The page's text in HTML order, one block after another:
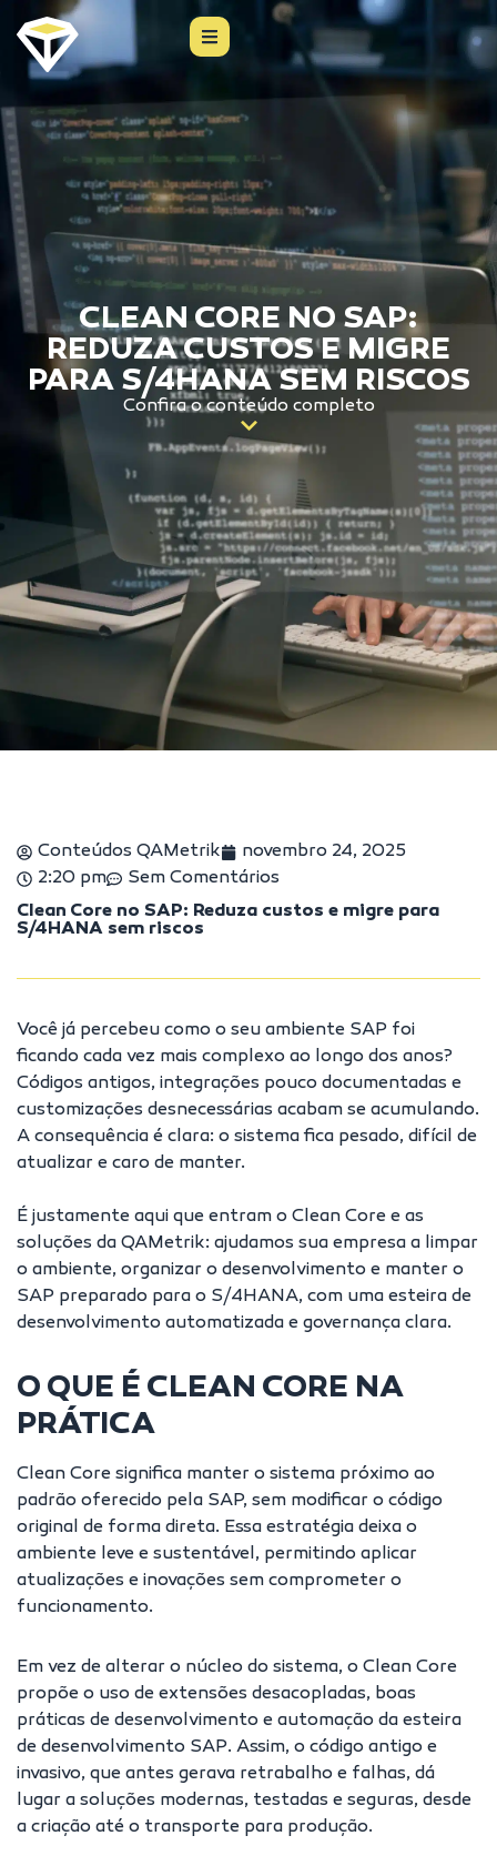
CLEAN CORE NO SAP:
REDUZA CUSTOS E MIGRE
PARA S/4HANA SEM RISCOS
Confira o conteúdo completo
Conteúdos QAMetrik
novembro 24, 2025
2:20 pm
Sem Comentários
Clean Core no SAP: Reduza custos e migre para
S/4HANA sem riscos
Você já percebeu como o seu ambiente SAP foi
ficando cada vez mais complexo ao longo dos anos?
Códigos antigos, integrações pouco documentadas e
customizações desnecessárias acabam se acumulando.
A consequência é clara: o sistema fica pesado, difícil de
atualizar e caro de manter.
É justamente aqui que entram o Clean Core e as
soluções da QAMetrik: ajudamos sua empresa a limpar
o ambiente, organizar o desenvolvimento e manter o
SAP preparado para o S/4HANA, com uma esteira de
desenvolvimento automatizada e governança clara.
O QUE É CLEAN CORE NA
PRÁTICA
Clean Core significa manter o sistema próximo ao
padrão oferecido pela SAP, sem modificar o código
original de forma direta. Essa estratégia deixa o
ambiente leve e sustentável, permitindo aplicar
atualizações e inovações sem comprometer o
funcionamento.
Em vez de alterar o núcleo do sistema, o Clean Core
propõe o uso de extensões desacopladas, boas
práticas de desenvolvimento e automação da esteira
de desenvolvimento SAP. Assim, o código antigo e
invasivo, que antes gerava retrabalho e falhas, dá
lugar a soluções modernas, testadas e seguras, desde
a criação até o transporte para produção.